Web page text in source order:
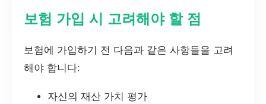
보험 가입 시 고려해야 할 점
보험에 가입하기 전 다음과 같은 사항들을 고려
해야 합니다:
자신의 재산 가치 평가